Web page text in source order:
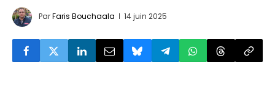
ParFaris Bouchaala 14 juin 2025